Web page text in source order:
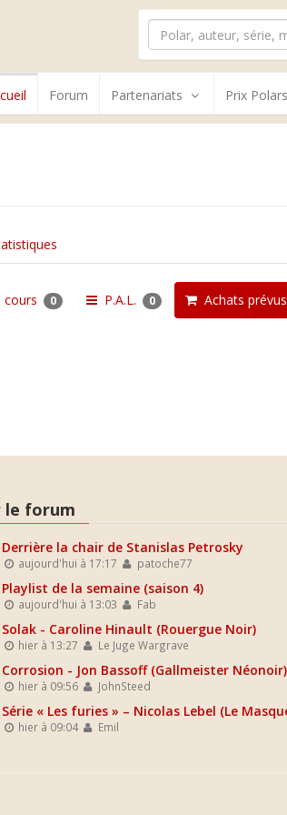
Forum Partenariats Prix
cours 0 P.A.L. 0 Achats prévus
le forum
Derrière la chair de Stanislas Petrosky
aujourd'hui à 17:17 patoche77
Playlist de la semaine (saison 4)
aujourd'hui à 13:03 Fab
Solak - Caroline Hinault (Rouergue Noir)
hier à 13:27 Le Juge Wargrave
Corrosion - Jon Bassoff (Gallmeister Néonoir)
hier à 09:56 JohnSteed
Série « Les furies » – Nicolas Lebel (Le
hier à 09:04 Emil